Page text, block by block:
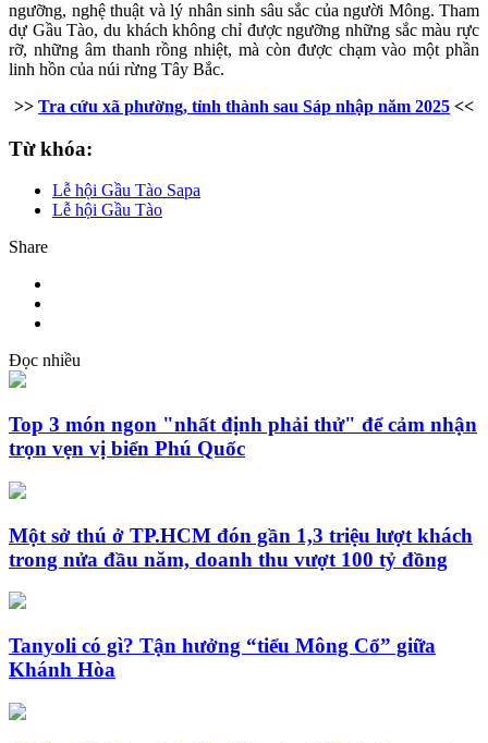
ngưỡng, nghệ thuật và lý nhân sinh sâu sắc của người Mông. Tham
dự Gầu Tào, du khách không chỉ được ngưỡng những sắc màu rực
rỡ, những âm thanh rồng nhiệt, mà còn được chạm vào một phần
linh hồn của núi rừng Tây Bắc.
>> Tra cứu xã phường, tỉnh thành sau Sáp nhập năm 2025 <<
Từ khóa:
Lễ hội Gầu Tào Sapa
Lễ hội Gầu Tào
Share
Đọc nhiều
Top 3 món ngon "nhất định phải thử" để cảm nhận
trọn vẹn vị biển Phú Quốc
Một sở thú ở TP.HCM đón gần 1,3 triệu lượt khách
trong nửa đầu năm, doanh thu vượt 100 tỷ đồng
Tanyoli có gì? Tận hưởng “tiểu Mông Cổ” giữa
Khánh Hòa